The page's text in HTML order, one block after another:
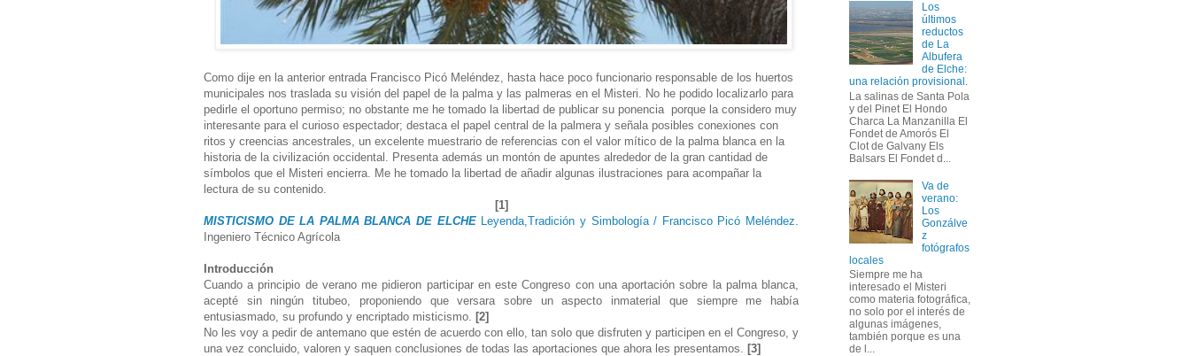
Como dije en la anterior entrada Francisco Picó Meléndez, hasta hace poco funcionario responsable de los huertos
municipales nos traslada su visión del papel de la palma y las palmeras en el Misteri. No he podido localizarlo para
pedirle el oportuno permiso; no obstante me he tomado la libertad de publicar su ponencia porque la considero muy
interesante para el curioso espectador; destaca el papel central de la palmera y señala posibles conexiones con
ritos y creencias ancestrales, un excelente muestrario de referencias con el valor mítico de la palma blanca en la
historia de la civilización occidental. Presenta además un montón de apuntes alrededor de la gran cantidad de
símbolos que el Misteri encierra. Me he tomado la libertad de añadir algunas ilustraciones para acompañar la
lectura de su contenido.
[1]
MISTICISMO DE LA PALMA BLANCA DE ELCHE Leyenda,Tradición y Simbología / Francisco Picó Meléndez.
Ingeniero Técnico Agrícola
Introducción
Cuando a principio de verano me pidieron participar en este Congreso con una aportación sobre la palma blanca,
acepté sin ningún titubeo, proponiendo que versara sobre un aspecto inmaterial que siempre me había
entusiasmado, su profundo y encriptado misticismo. [2]
No les voy a pedir de antemano que estén de acuerdo con ello, tan solo que disfruten y participen en el Congreso, y
una vez concluido, valoren y saquen conclusiones de todas las aportaciones que ahora les presentamos. [3]
Los
últimos
reductos
de La
Albufera
de Elche:
una relación provisional.
La salinas de Santa Pola
y del Pinet El Hondo
Charca La Manzanilla El
Fondet de Amorós El
Clot de Galvany Els
Balsars El Fondet d...
Va de
verano:
Los
Gonzálve
z
fotógrafos
locales
Siempre me ha
interesado el Misteri
como materia fotográfica,
no solo por el interés de
algunas imágenes,
también porque es una
de l...